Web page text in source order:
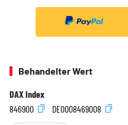
Behandelter Wert
DAX Index
846900
DE0008469008